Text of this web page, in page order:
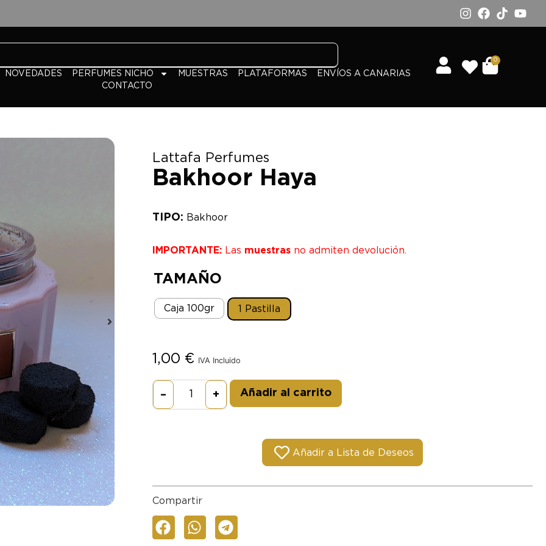
NOVEDADES PERFUMES NICHO MUESTRAS PLATAFORMAS
ENVÍOS A CANARIAS
CONTACTO
0
Lattafa Perfumes
Bakhoor Haya
TIPO: Bakhoor
IMPORTANTE: Las muestras no admiten devolución.
TAMAÑO
Caja 100gr 1 Pastilla
1,00 € IVA Incluido
– + Añadir al carrito
Añadir a Lista de Deseos
Compartir